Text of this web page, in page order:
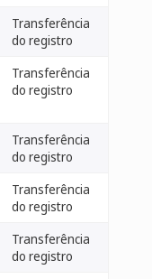
Transferência
do registro
Transferência
do registro
Transferência
do registro
Transferência
do registro
Transferência
do registro